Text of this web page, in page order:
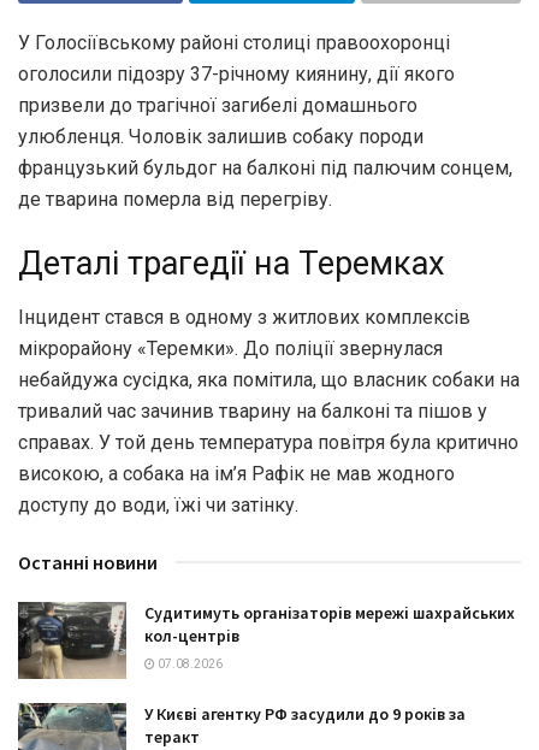
У Голосіївському районі столиці правоохоронці
оголосили підозру 37-річному киянину, дії якого
призвели до трагічної загибелі домашнього
улюбленця. Чоловік залишив собаку породи
французький бульдог на балконі під палючим сонцем,
де тварина померла від перегріву.
Деталі трагедії на Теремках
Інцидент стався в одному з житлових комплексів
мікрорайону «Теремки». До поліції звернулася
небайдужа сусідка, яка помітила, що власник собаки на
тривалий час зачинив тварину на балконі та пішов у
справах. У той день температура повітря була критично
високою, а собака на ім’я Рафік не мав жодного
доступу до води, їжі чи затінку.
Останні новини
Судитимуть організаторів мережі шахрайських
кол-центрів
07.08.2026
У Києві агентку РФ засудили до 9 років за
теракт